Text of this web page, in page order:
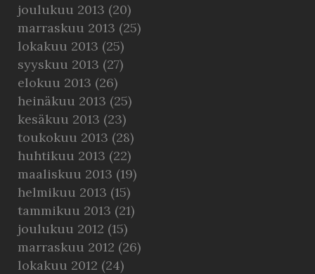
joulukuu 2013 (20)
marraskuu 2013 (25)
lokakuu 2013 (25)
syyskuu 2013 (27)
elokuu 2013 (26)
heinäkuu 2013 (25)
kesäkuu 2013 (23)
toukokuu 2013 (28)
huhtikuu 2013 (22)
maaliskuu 2013 (19)
helmikuu 2013 (15)
tammikuu 2013 (21)
joulukuu 2012 (15)
marraskuu 2012 (26)
lokakuu 2012 (24)